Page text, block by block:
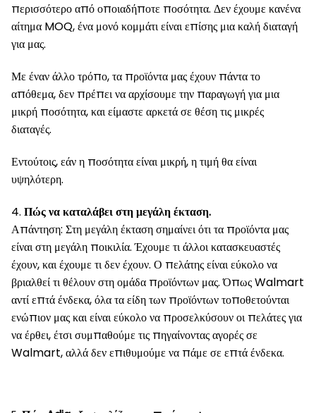
περισσότερο από οποιαδήποτε ποσότητα. Δεν έχουμε κανένα
αίτημα MOQ, ένα μονό κομμάτι είναι επίσης μια καλή διαταγή
για μας.
Με έναν άλλο τρόπο, τα προϊόντα μας έχουν πάντα το
απόθεμα, δεν πρέπει να αρχίσουμε την παραγωγή για μια
μικρή ποσότητα, και είμαστε αρκετά σε θέση τις μικρές
διαταγές.
Εντούτοις, εάν η ποσότητα είναι μικρή, η τιμή θα είναι
υψηλότερη.
4. Πώς να καταλάβει στη μεγάλη έκταση.
Απάντηση: Στη μεγάλη έκταση σημαίνει ότι τα προϊόντα μας
είναι στη μεγάλη ποικιλία. Έχουμε τι άλλοι κατασκευαστές
έχουν, και έχουμε τι δεν έχουν. Ο πελάτης είναι εύκολο να
βριαλθεί τι θέλουν στη ομάδα προϊόντων μας. Όπως Walmart
αντί επτά ένδεκα, όλα τα είδη των προϊόντων τοποθετούνται
ενώπιον μας και είναι εύκολο να προσελκύσουν οι πελάτες για
να έρθει, έτσι συμπαθούμε τις πηγαίνοντας αγορές σε
Walmart, αλλά δεν επιθυμούμε να πάμε σε επτά ένδεκα.